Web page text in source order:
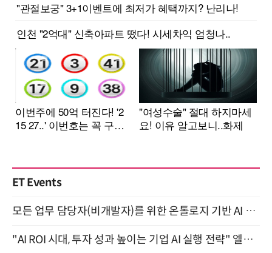
ET Events
모든 업무 담당자(비개발자)를 위한 온톨로지 기반 AI 지식체계 설계 1-day 워크숍 8월 20일 개최
"AI ROI 시대, 투자 성과 높이는 기업 AI 실행 전략" 엘타워 6층 (9월 18일)